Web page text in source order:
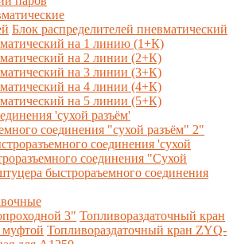
Блок распределителей пневматический
на 1 линию (1+К)
на 2 линии (2+К)
на 3 линии (3+К)
на 4 линии (4+К)
на 5 линии (5+К)
'сухой разъём'
соединения "сухой разъём" 2"
соединения 'сухой
соединения "Сухой
быстрораъемного соединения
3" Топливораздаточный кран
муфтой Топливораздаточный кран ZYQ-